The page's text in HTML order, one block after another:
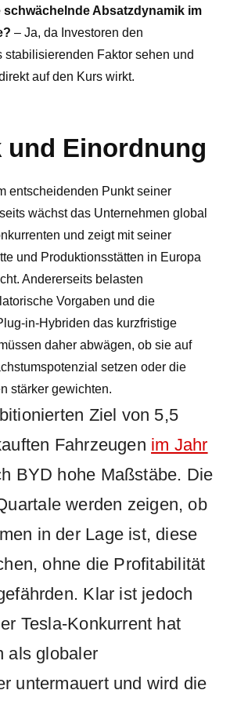
schwächelnde Absatzdynamik im
– Ja, da Investoren den
stabilisierenden Faktor sehen und
auf den Kurs wirkt.
Einordnung
entscheidenden Punkt seiner
wächst das Unternehmen global
und zeigt mit seiner
und Produktionsstätten in Europa
Andererseits belasten
Vorgaben und die
in-Hybriden das kurzfristige
daher abwägen, ob sie auf
setzen oder die
stärker gewichten.
Ziel von 5,5
Fahrzeugen im Jahr
BYD hohe Maßstäbe. Die
werden zeigen, ob
in der Lage ist, diese
ohne die Profitabilität
Klar ist jedoch
Tesla-Konkurrent hat
als globaler
untermauert und wird die